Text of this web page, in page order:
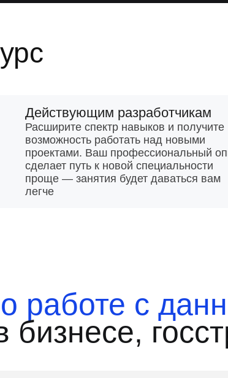
Действующим разработчикам
Расширите спектр навыков и получите
возможность работать над новыми
проектами. Ваш профессиональный
сделает путь к новой специальности
проще — занятия будет даваться вам
легче
работе с